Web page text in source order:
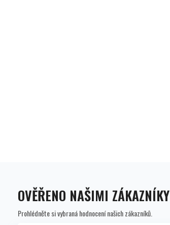
OVĚŘENO NAŠIMI ZÁKAZNÍKY
Prohlédněte si vybraná hodnocení našich zákazníků.